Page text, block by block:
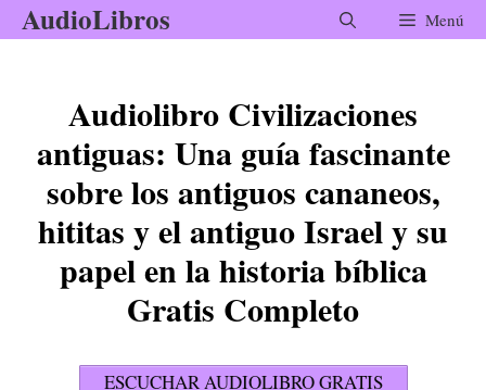
Saltar
al
AudioLibros Menú
Audiolibro Civilizaciones
antiguas: Una guía fascinante
sobre los antiguos cananeos,
hititas y el antiguo Israel y su
papel en la historia bíblica
Gratis Completo
ESCUCHAR AUDIOLIBRO GRATIS